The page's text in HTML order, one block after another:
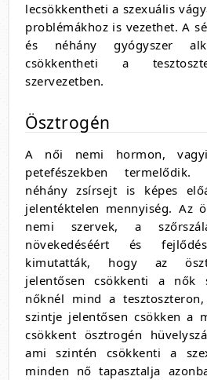
lecsökkentheti a szexuális
problémákhoz is vezethet. A
és néhány gyógyszer
csökkentheti a
szervezetben.
Ösztrogén
A női nemi hormon,
petefészekben termelődik.
néhány zsírsejt is képes
jelentéktelen mennyiség. Az
nemi szervek, a
növekedéséért és
kimutatták, hogy az
jelentősen csökkenti a nők
nőknél mind a
szintje jelentősen csökken a
csökkent ösztrogén
ami szintén csökkenti a
minden nő tapasztalja